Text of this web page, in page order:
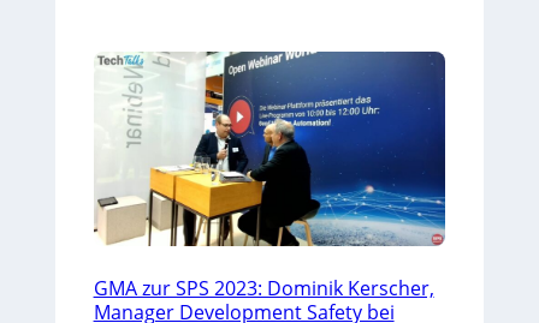
GMA zur SPS 2023: Dominik Kerscher,
Manager Development Safety bei